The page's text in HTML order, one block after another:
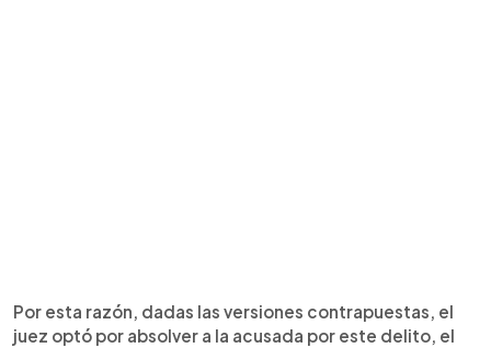
Por esta razón, dadas las versiones contrapuestas, el
juez optó por absolver a la acusada por este delito, el